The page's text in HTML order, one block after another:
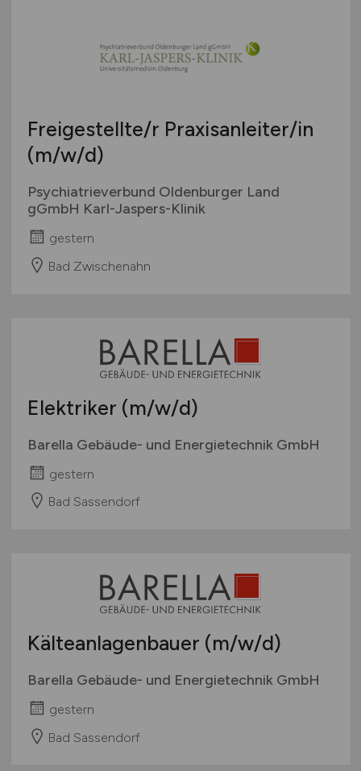
Freigestellte/r Praxisanleiter/in
(m/w/d)
Psychiatrieverbund Oldenburger Land
gGmbH Karl-Jaspers-Klinik
gestern
Bad Zwischenahn
Elektriker (m/w/d)
Barella Gebäude- und Energietechnik GmbH
gestern
Bad Sassendorf
Kälteanlagenbauer (m/w/d)
Barella Gebäude- und Energietechnik GmbH
gestern
Bad Sassendorf